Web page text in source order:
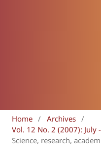
Home / Archives /
Vol. 12 No. 2 (2007): July
Science, research,